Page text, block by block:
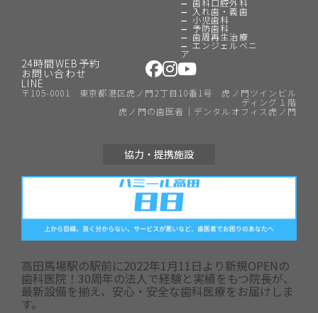
入れ歯・義歯
小児歯科
予防歯科
歯周再生治療
エンジェルベニ
ア
24時間WEB予約
お問い合わせ
LINE
〒105-0001 東京都港区虎ノ門2丁目10番1号 虎ノ門ツインビル
ディング１階
虎ノ門の歯医者｜デンタルオフィス虎ノ門
協力・提携施設
高田馬場駅の駅前に2022年1月11日より新規OPENの
歯科医院！30周年の法人で経験と実績をもつ院長が、
最新設備を揃え、安心・安全な歯科医療をお届けしま
す。